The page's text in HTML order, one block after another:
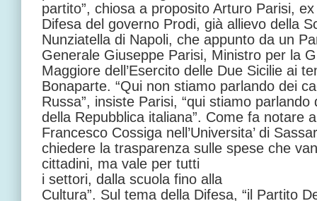
partito”, chiosa a proposito Arturo Parisi,
Difesa del governo Prodi, già allievo della
Nunziatella di Napoli, che appunto da un
Generale Giuseppe Parisi, Ministro per la
Maggiore dell’Esercito delle Due Sicilie ai
Bonaparte. “Qui non stiamo parlando dei
Russa”, insiste Parisi, “qui stiamo
della Repubblica italiana”. Come fa notare
Francesco Cossiga nell’Universita’ di
chiedere la trasparenza sulle spese che
cittadini, ma vale per tutti
i settori, dalla scuola fino alla
Cultura”. Sul tema della Difesa, “il Partito